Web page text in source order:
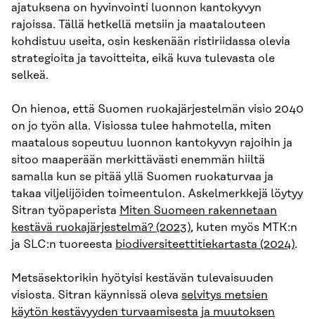
ajatuksena on hyvinvointi luonnon kantokyvyn
rajoissa. Tällä hetkellä metsiin ja maatalouteen
kohdistuu useita, osin keskenään ristiriidassa olevia
strategioita ja tavoitteita, eikä kuva tulevasta ole
selkeä.
On hienoa, että Suomen ruokajärjestelmän visio 2040
on jo työn alla. Visiossa tulee hahmotella, miten
maatalous sopeutuu luonnon kantokyvyn rajoihin ja
sitoo maaperään merkittävästi enemmän hiiltä
samalla kun se pitää yllä Suomen ruokaturvaa ja
takaa viljelijöiden toimeentulon. Askelmerkkejä löytyy
Sitran työpaperista Miten Suomeen rakennetaan
kestävä ruokajärjestelmä? (2023), kuten myös MTK:n
ja SLC:n tuoreesta biodiversiteettitiekartasta (2024).
Metsäsektorikin hyötyisi kestävän tulevaisuuden
visiosta. Sitran käynnissä oleva selvitys metsien
käytön kestävyyden turvaamisesta ja muutoksen